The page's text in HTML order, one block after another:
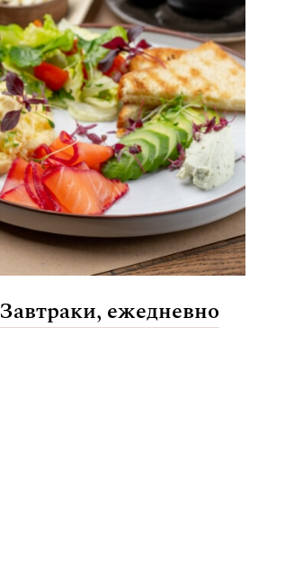
Завтраки, ежедневно